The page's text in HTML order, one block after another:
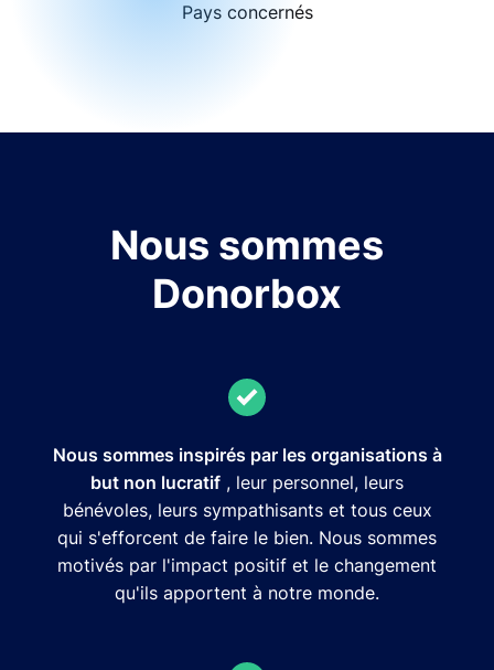
Pays concernés
Nous sommes
Donorbox
Nous sommes inspirés par les organisations à
but non lucratif , leur personnel, leurs
bénévoles, leurs sympathisants et tous ceux
qui s'efforcent de faire le bien. Nous sommes
motivés par l'impact positif et le changement
qu'ils apportent à notre monde.